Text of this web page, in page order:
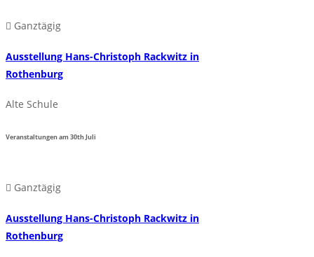
Ganztägig
Ausstellung Hans-Christoph Rackwitz in
Rothenburg
Alte Schule
Veranstaltungen am30thJuli
Ganztägig
Ausstellung Hans-Christoph Rackwitz in
Rothenburg